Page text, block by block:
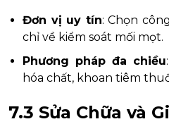
Đơn vị uy tín: Chọn
chỉ về kiểm soát mối mọt.
Phương pháp đa chiều
hóa chất, khoan tiêm
7.3 Sửa Chữa và